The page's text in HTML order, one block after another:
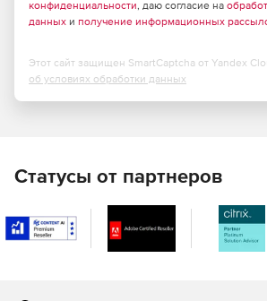
конфиденциальности, даю согласие на
данных и получение информационных
Этот сайт защищен SmartCaptcha от Yandex
об условиях обработки данных
Статусы от партнеров